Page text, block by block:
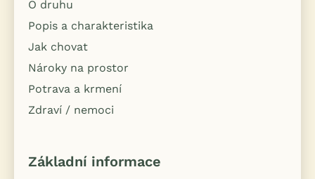
O druhu
Popis a charakteristika
Jak chovat
Nároky na prostor
Potrava a krmení
Zdraví / nemoci
Základní informace